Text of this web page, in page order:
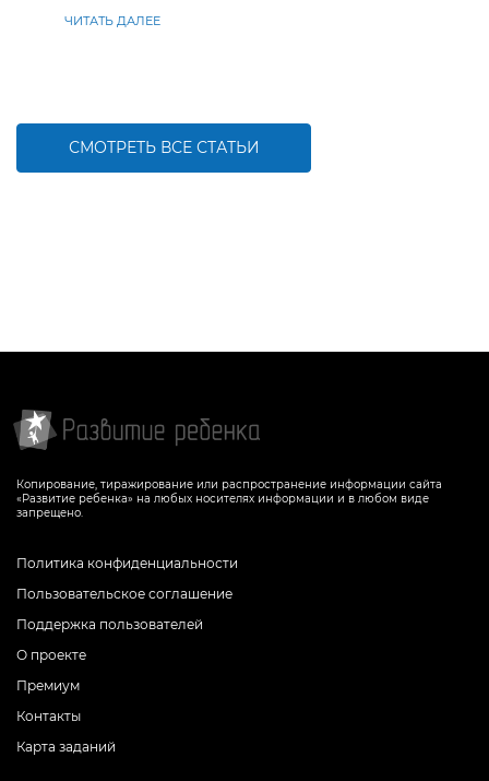
ЧИТАТЬ ДАЛЕЕ
СМОТРЕТЬ ВСЕ СТАТЬИ
Копирование, тиражирование или распространение информации сайта
«Развитие ребенка» на любых носителях информации и в любом виде
запрещено.
Политика конфиденциальности
Пользовательское соглашение
Поддержка пользователей
О проекте
Премиум
Контакты
Карта заданий